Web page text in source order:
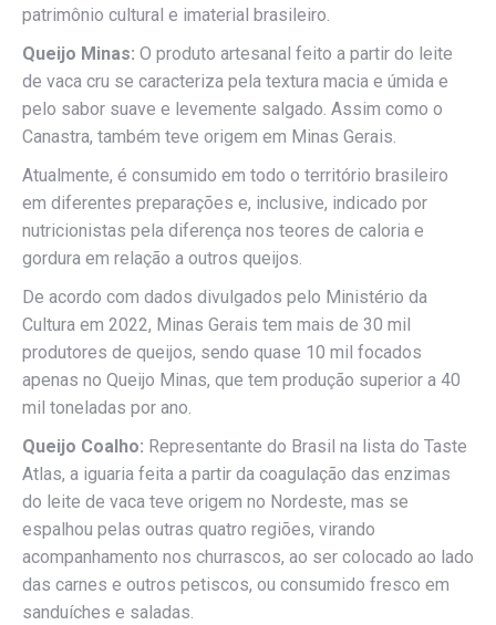
patrimônio cultural e imaterial brasileiro.
Queijo Minas: O produto artesanal feito a partir do leite
de vaca cru se caracteriza pela textura macia e úmida e
pelo sabor suave e levemente salgado. Assim como o
Canastra, também teve origem em Minas Gerais.
Atualmente, é consumido em todo o território brasileiro
em diferentes preparações e, inclusive, indicado por
nutricionistas pela diferença nos teores de caloria e
gordura em relação a outros queijos.
De acordo com dados divulgados pelo Ministério da
Cultura em 2022, Minas Gerais tem mais de 30 mil
produtores de queijos, sendo quase 10 mil focados
apenas no Queijo Minas, que tem produção superior a 40
mil toneladas por ano.
Queijo Coalho: Representante do Brasil na lista do Taste
Atlas, a iguaria feita a partir da coagulação das enzimas
do leite de vaca teve origem no Nordeste, mas se
espalhou pelas outras quatro regiões, virando
acompanhamento nos churrascos, ao ser colocado ao lado
das carnes e outros petiscos, ou consumido fresco em
sanduíches e saladas.